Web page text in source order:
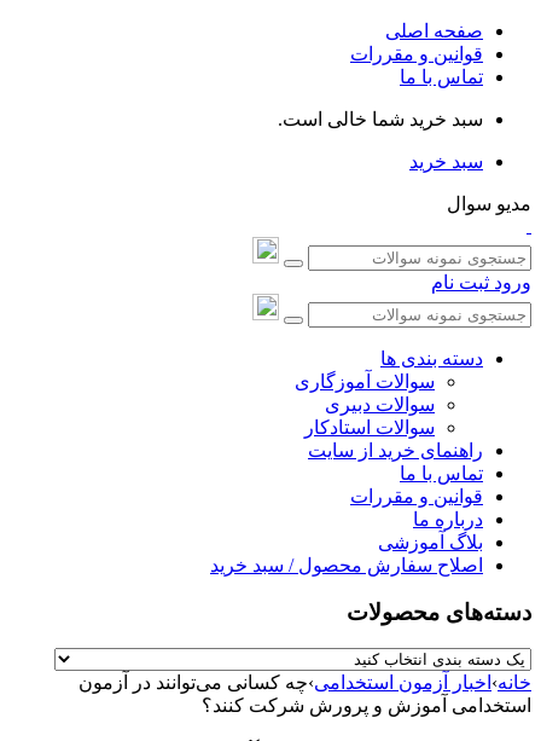
صفحه اصلی
قوانین و مقررات
تماس با ما
سبد خرید شما خالی است.
سبد خرید
مدیو سوال
ورود ثبت نام
دسته بندی ها
سوالات آموزگاری
سوالات دبیری
سوالات استادکار
راهنمای خرید از سایت
تماس با ما
قوانین و مقررات
درباره ما
بلاگ آموزشی
اصلاح سفارش محصول / سبد خرید
دسته‌های محصولات
خانه› اخبار آزمون استخدامی›چه کسانی می‌توانند در آزمون
استخدامی آموزش و پرورش شرکت کنند؟